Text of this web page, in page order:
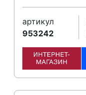
артикул
953242